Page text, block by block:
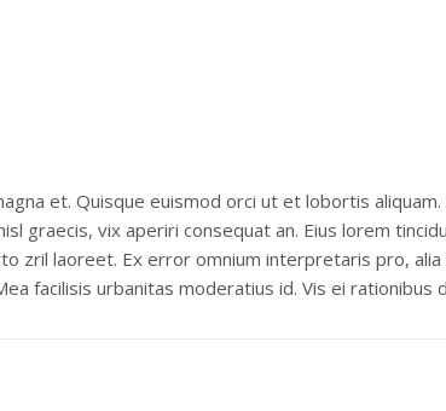
et. Quisque euismod orci ut et lobortis
graecis, vix aperiri consequat an. Eius lorem
zril laoreet. Ex error omnium interpretaris pro,
facilisis urbanitas moderatius id. Vis ei rationibus